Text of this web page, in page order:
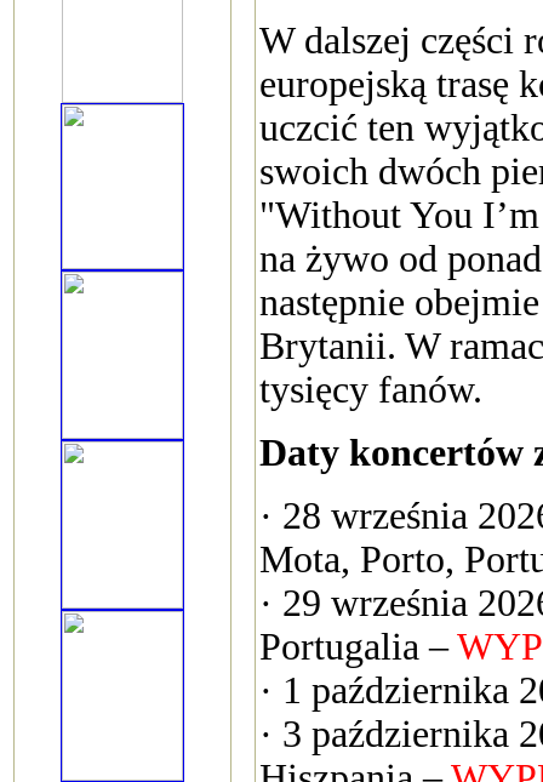
W dalszej części
europejską trasę
uczcić ten
swoich dwóch
"Without You
na żywo od
następnie
Brytanii. W
tysięcy fanów.
Daty koncertów
· 28 września
Mota, Porto,
· 29 września
Portugalia –
· 1 października
· 3 października